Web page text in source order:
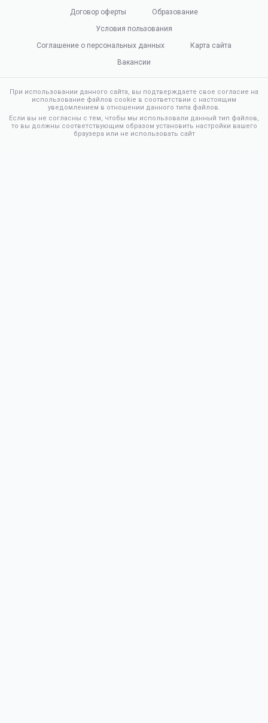
Договор оферты
Образование
Условия пользования
Соглашение о персональных данных
Карта сайта
Вакансии
При использовании данного сайта, вы подтверждаете свое согласие на
использование файлов cookie в соответствии с настоящим
уведомлением в отношении данного типа файлов.
Если вы не согласны с тем, чтобы мы использовали данный тип файлов,
то вы должны соответствующим образом установить настройки вашего
браузера или не использовать сайт